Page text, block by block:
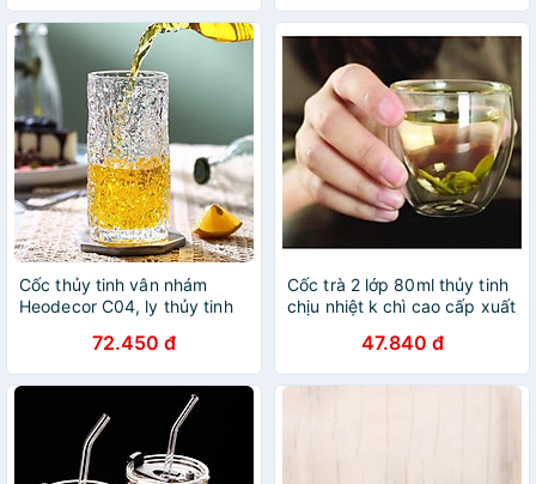
Cốc thủy tinh vân nhám
Heodecor C04, ly thủy tinh
72.450 đ
Cốc trà 2 lớp 80ml thủy tinh
chịu nhiệt k chì cao cấp xuất
150 độ C k nứt vỡ
47.840 đ